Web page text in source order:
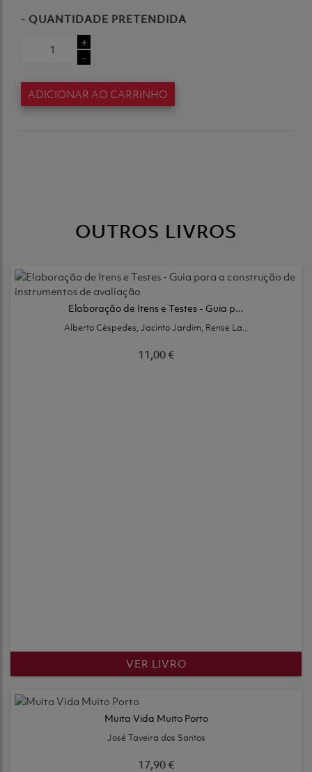
- QUANTIDADE PRETENDIDA
+
-
ADICIONAR AO CARRINHO
OUTROS LIVROS
Elaboração de Itens e Testes - Guia p...
Alberto Céspedes, Jacinto Jardim, Rense La...
11,00 €
VER LIVRO
Muita Vida Muito Porto
José Taveira dos Santos
17,90 €